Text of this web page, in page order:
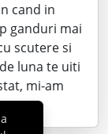
cand in
ganduri mai
scutere si
luna te uiti
mi-am